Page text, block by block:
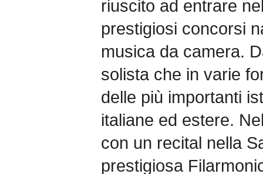
riuscito ad entrare
prestigiosi concorsi
musica da camera.
solista che in varie
delle più importanti
italiane ed estere.
con un recital nella
prestigiosa